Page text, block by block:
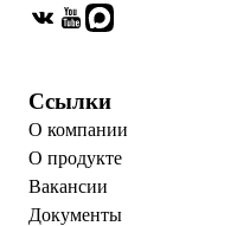
Ссылки
О компании
О продукте
Вакансии
Документы